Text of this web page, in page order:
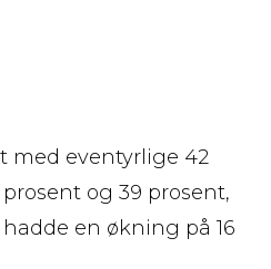
med eventyrlige 42
og 39 prosent,
en økning på 16